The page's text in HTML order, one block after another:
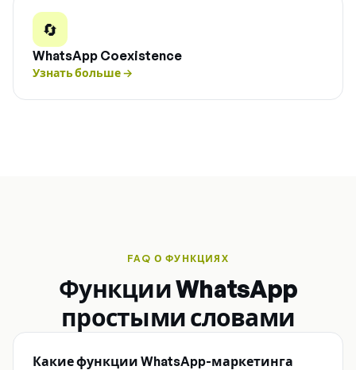
🔄
WhatsApp Coexistence
Узнать больше→
FAQ О ФУНКЦИЯХ
Функции WhatsApp
простыми словами
Какие функции WhatsApp-маркетинга